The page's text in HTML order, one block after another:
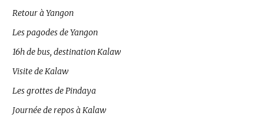
Retour à Yangon
Les pagodes de Yangon
16h de bus, destination Kalaw
Visite de Kalaw
Les grottes de Pindaya
Journée de repos à Kalaw